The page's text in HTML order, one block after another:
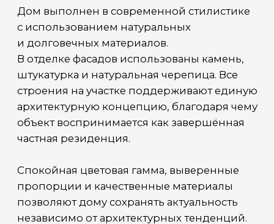
Внутреннее пространство реализовано по
индивидуальному дизайн-проекту.
просторная кухня-гостиная со вторым
светом, большими оконными проёмами и
интерьере использованы встроенная
подсветкой, автоматические шторы и
дерево.
Интерьер и планировочные
решения